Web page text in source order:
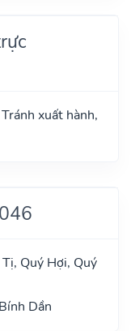
xuất hành,
Quý Hợi, Quý
Dần